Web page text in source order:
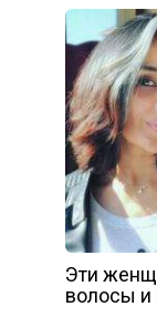
Эти
волосы и